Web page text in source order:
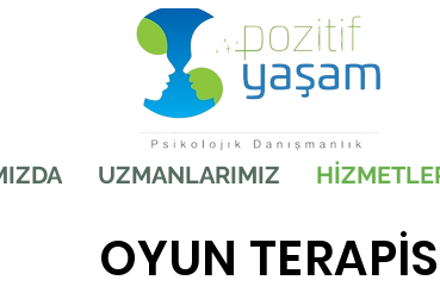
UZMANLARIMIZ
OYUN